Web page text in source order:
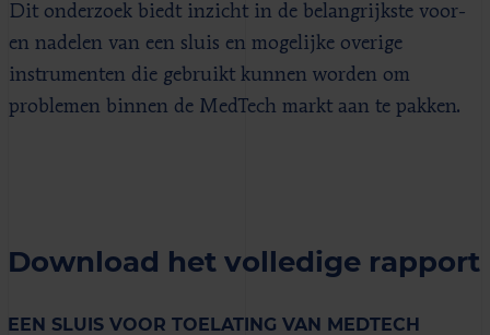
Dit onderzoek biedt inzicht in de belangrijkste voor-
en nadelen van een sluis en mogelijke overige
instrumenten die gebruikt kunnen worden om
problemen binnen de MedTech markt aan te pakken.
Download het volledige rapport
EEN SLUIS VOOR TOELATING VAN MEDTECH